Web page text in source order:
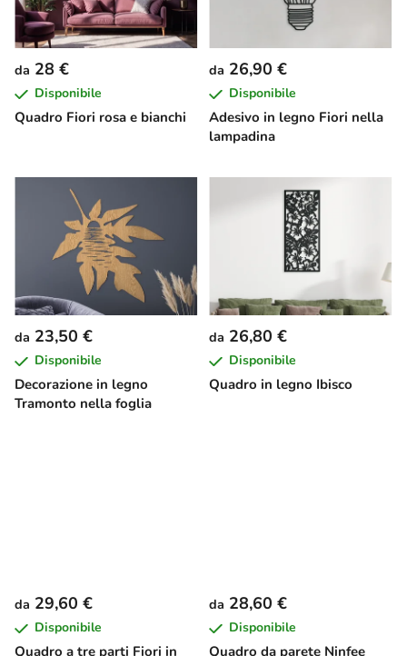
Quadro Fiori rosa e bianchi
da 28 €
Disponibile
Adesivo in legno Fiori nella
lampadina
da 26,90 €
Disponibile
Decorazione in legno
Tramonto nella foglia
da 23,50 €
Disponibile
Quadro in legno Ibisco
da 26,80 €
Disponibile
Quadro a tre parti Fiori in
da 29,60 €
Disponibile
Quadro da parete Ninfee
da 28,60 €
Disponibile